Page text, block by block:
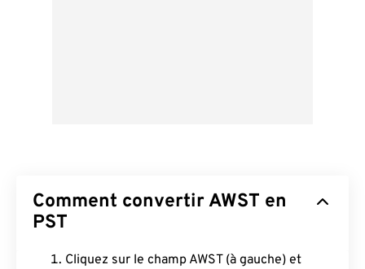
Comment convertir AWST en
PST
Cliquez sur le champ AWST (à gauche) et